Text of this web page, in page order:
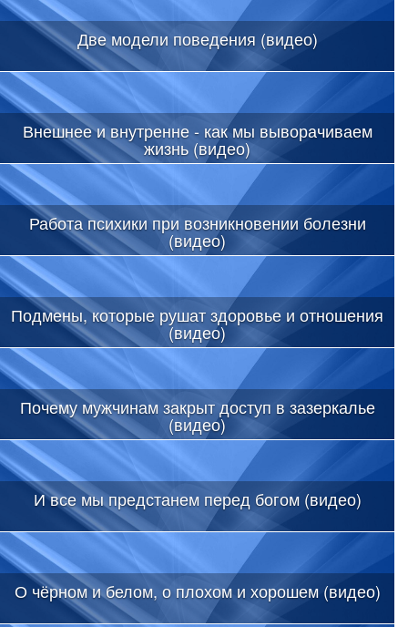
Две модели поведения (видео)
Внешнее и внутренне - как мы выворачиваем
жизнь (видео)
Работа психики при возникновении болезни
(видео)
Подмены, которые рушат здоровье и отношения
(видео)
Почему мужчинам закрыт доступ в зазеркалье
(видео)
И все мы предстанем перед богом (видео)
О чёрном и белом, о плохом и хорошем (видео)